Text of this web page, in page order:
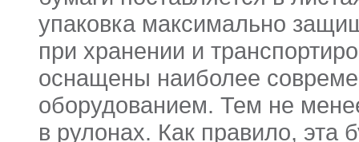
упаковка максимально
при хранении и
оснащены наиболее
оборудованием. Тем не
в рулонах. Как правило, эта